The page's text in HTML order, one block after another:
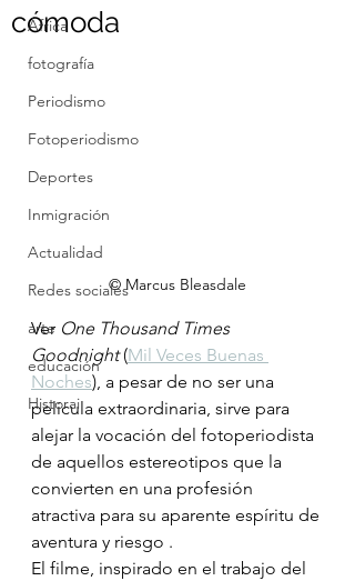
África
fotografía
Periodismo
Fotoperiodismo
Deportes
Inmigración
Actualidad
Redes sociales
arte
educación
Historai
cómoda
© Marcus Bleasdale
Ver One Thousand Times
Goodnight (Mil Veces Buenas
Noches), a pesar de no ser una
película extraordinaria, sirve para
alejar la vocación del fotoperiodista
de aquellos estereotipos que la
convierten en una profesión
atractiva para su aparente espíritu de
aventura y riesgo .
El filme, inspirado en el trabajo del